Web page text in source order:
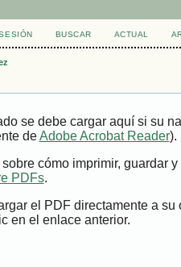
BUSCAR ACTUAL
se debe cargar aquí si su
deAdobe Acrobat Reader).
cómo imprimir, guardar
PDFs.
el PDF directamente a
en el enlace anterior.